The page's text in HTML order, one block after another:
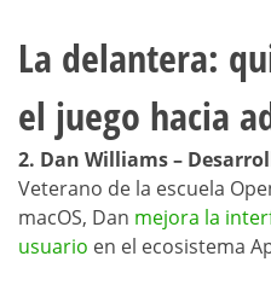
La delantera:
el juego hacia
2. Dan Williams –
Veterano de la escuela
macOS, Dan mejora la
usuario en el ecosistema